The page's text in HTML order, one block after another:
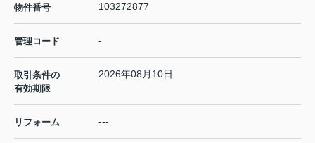
物件番号 103272877
管理コード -
取引条件の
有効期限
2026年08月10日
リフォーム ---